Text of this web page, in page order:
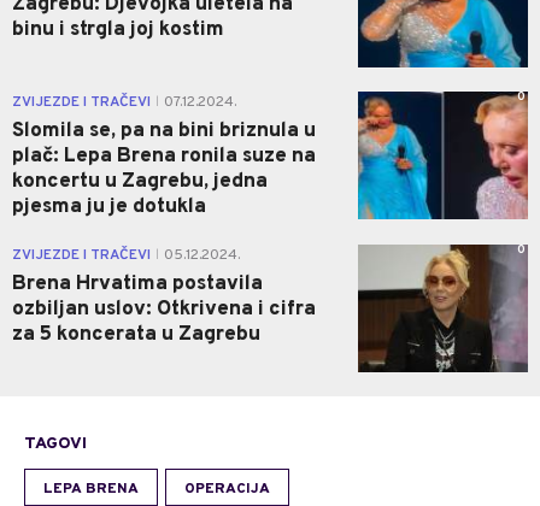
binu i strgla joj kostim
ZVIJEZDE I TRAČEVI 07.12.2024.
Slomila se, pa na bini briznula u
plač: Lepa Brena ronila suze na
koncertu u Zagrebu, jedna
pjesma ju je dotukla
0
ZVIJEZDE I TRAČEVI 05.12.2024.
Brena Hrvatima postavila
ozbiljan uslov: Otkrivena i cifra
za 5 koncerata u Zagrebu
0
TAGOVI
LEPA BRENA OPERACIJA